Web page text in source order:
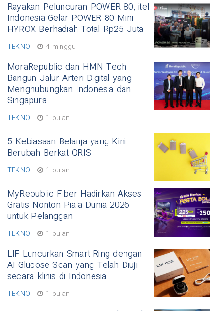
Rayakan Peluncuran POWER 80, itel
Indonesia Gelar POWER 80 Mini
HYROX Berhadiah Total Rp25 Juta
TEKNO 4 minggu
MoraRepublic dan HMN Tech
Bangun Jalur Arteri Digital yang
Menghubungkan Indonesia dan
Singapura
TEKNO 1 bulan
5 Kebiasaan Belanja yang Kini
Berubah Berkat QRIS
TEKNO 1 bulan
MyRepublic Fiber Hadirkan Akses
Gratis Nonton Piala Dunia 2026
untuk Pelanggan
TEKNO 1 bulan
LIF Luncurkan Smart Ring dengan
AI Glucose Scan yang Telah Diuji
secara klinis di Indonesia
TEKNO 1 bulan